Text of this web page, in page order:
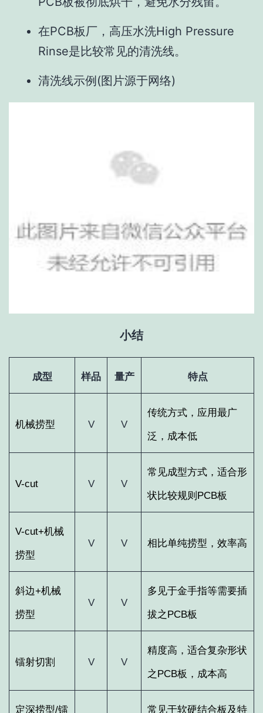
在PCB板厂，高压水洗High Pressure
Rinse是比较常见的清洗线。
清洗线示例(图片源于网络)
小结
成型 样品 量产 特点
机械捞型 V V
传统方式，应用最广
泛，成本低
V-cut V V
常见成型方式，适合形
状比较规则 PCB板
V-cut+机械
捞型
V V 相比单纯捞型，效率高
斜边+机械
捞型
V V
多见于金手指等需要插
拔之PCB板
镭射切割 V V
精度高，适合复杂形状
之PCB板，成本高
定深捞型/镭 常见于软硬结合板及特